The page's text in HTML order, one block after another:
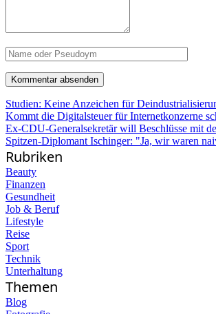
Studien: Keine Anzeichen für
Kommt die Digitalsteuer für Internetkonzerne
Ex-CDU-Generalsekretär will Beschlüsse mit
Spitzen-Diplomant Ischinger: "Ja, wir waren
Rubriken
Beauty
Finanzen
Gesundheit
Job & Beruf
Lifestyle
Reise
Sport
Technik
Unterhaltung
Themen
Blog